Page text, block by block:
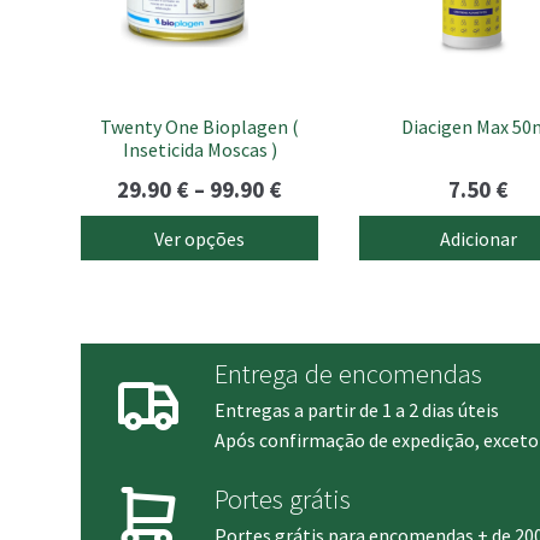
Twenty One Bioplagen (
Inseticida Moscas )
29.90 € – 99.90 €
range:
29.90 €
Ver opções
options
product
Diacigen Max
7.50 €
Adicionar
Entrega de encomendas
Entregas a partir de 1 a 2 dias úteis
Após confirmação de expedição,
Portes grátis